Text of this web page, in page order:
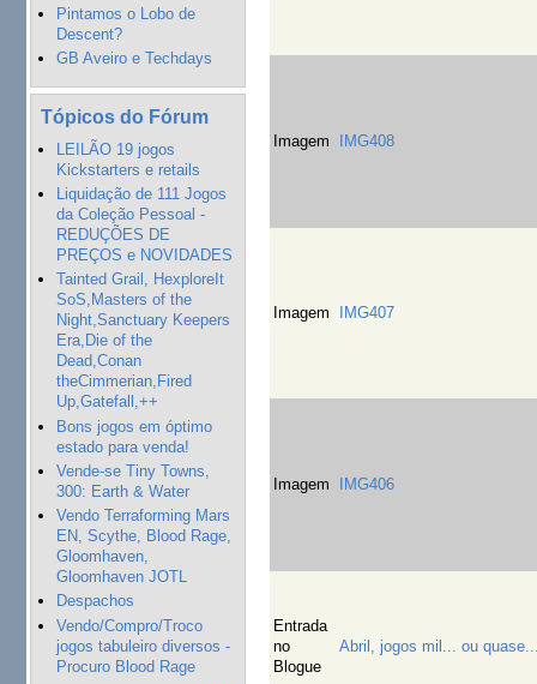
Pintamos o Lobo de
Descent?
GB Aveiro e Techdays
Tópicos do Fórum
LEILÃO 19 jogos
Kickstarters e retails
Liquidação de 111 Jogos
da Coleção Pessoal -
REDUÇÕES DE
PREÇOS e NOVIDADES
Tainted Grail, HexploreIt
SoS,Masters of the
Night,Sanctuary Keepers
Era,Die of the
Dead,Conan
theCimmerian,Fired
Up,Gatefall,++
Bons jogos em óptimo
estado para venda!
Vende-se Tiny Towns,
300: Earth & Water
Vendo Terraforming Mars
EN, Scythe, Blood Rage,
Gloomhaven,
Gloomhaven JOTL
Despachos
Vendo/Compro/Troco
jogos tabuleiro diversos -
Procuro Blood Rage
Imagem IMG408
Imagem IMG407
Imagem IMG406
Entrada
no
Blogue
Abril, jogos mil... ou